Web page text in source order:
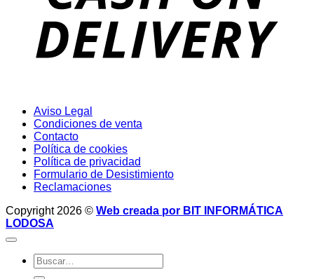
Aviso Legal
Condiciones de venta
Contacto
Política de cookies
Política de privacidad
Formulario de Desistimiento
Reclamaciones
Copyright 2026 © Web creada por BIT INFORMÁTICA
LODOSA
Buscar
por: